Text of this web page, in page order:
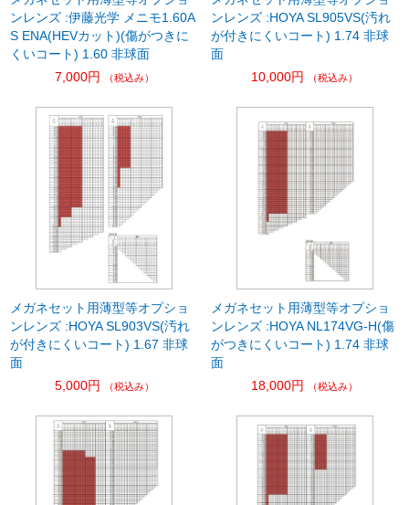
ンレンズ :伊藤光学 メニモ1.60A
S ENA(HEVカット)(傷がつきに
くいコート) 1.60 非球面
7,000円
（税込み）
ンレンズ :HOYA SL905VS(汚れ
が付きにくいコート) 1.74 非球
面
10,000円
（税込み）
メガネセット用薄型等オプショ
ンレンズ :HOYA SL903VS(汚れ
が付きにくいコート) 1.67 非球
面
5,000円
（税込み）
メガネセット用薄型等オプショ
ンレンズ :HOYA NL174VG-H(傷
がつきにくいコート) 1.74 非球
面
18,000円
（税込み）